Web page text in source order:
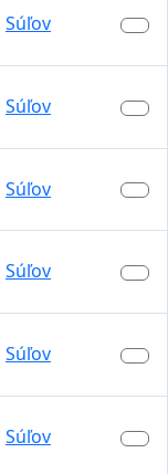
Súľov
Súľov
Súľov
Súľov
Súľov
Súľov